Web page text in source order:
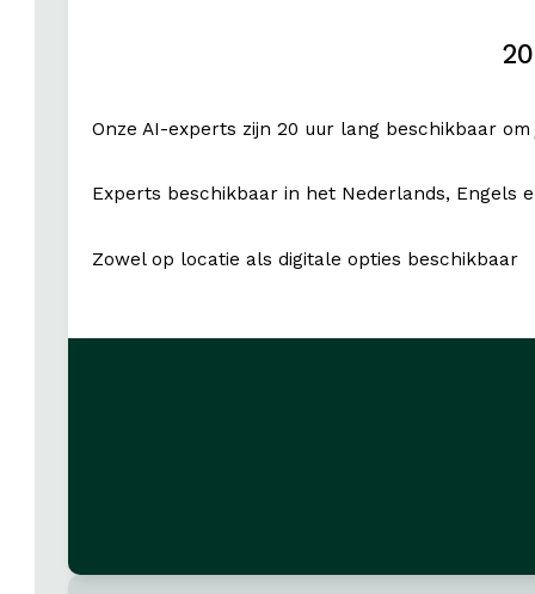
Onze AI-experts zijn 20 uur lang beschikbaar
Experts beschikbaar in het Nederlands, Engels
Zowel op locatie als digitale opties beschikbaar